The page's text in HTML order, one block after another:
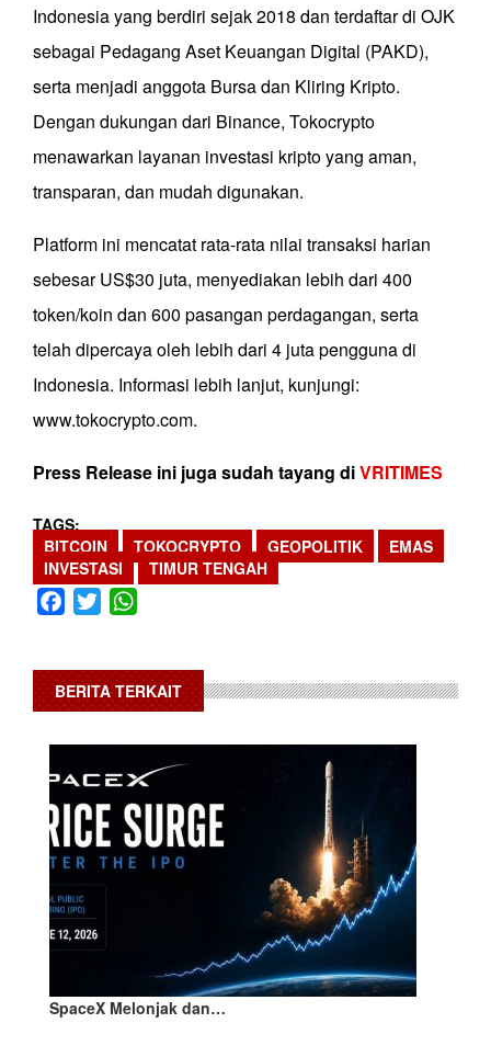
Indonesia yang berdiri sejak 2018 dan terdaftar di OJK
sebagai Pedagang Aset Keuangan Digital (PAKD),
serta menjadi anggota Bursa dan Kliring Kripto.
Dengan dukungan dari Binance, Tokocrypto
menawarkan layanan investasi kripto yang aman,
transparan, dan mudah digunakan.
Platform ini mencatat rata-rata nilai transaksi harian
sebesar US$30 juta, menyediakan lebih dari 400
token/koin dan 600 pasangan perdagangan, serta
telah dipercaya oleh lebih dari 4 juta pengguna di
Indonesia. Informasi lebih lanjut, kunjungi:
www.tokocrypto.com.
Press Release ini juga sudah tayang diVRITIMES
TAGS
BITCOIN
TOKOCRYPTO GEOPOLITIK
EMAS
INVESTASI
TIMUR TENGAH
Facebook
Twitter
BERITA TERKAIT
SpaceX Melonjak dan…